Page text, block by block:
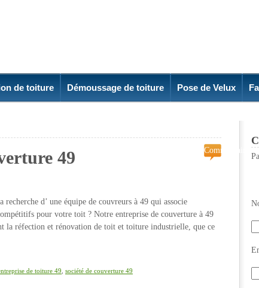
de toiture Démoussage de toiture Pose de Velux
49
Commentaires
fermés
couverture
49
d’ une équipe de couvreurs à 49 qui associe
pour votre toit ? Notre entreprise de couverture à 49
la réfection et rénovation de toit et toiture industrielle, que ce
de toiture 49 société de couverture 49